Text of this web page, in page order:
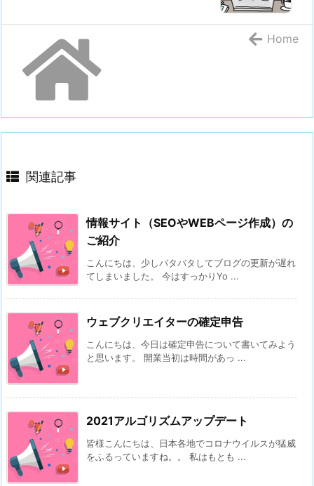
Home
関連記事
情報サイト（SEOやWEBページ作成）の
ご紹介
こんにちは、少しバタバタしてブログの更新が遅れ
てしまいました。 今はすっかりYo ...
ウェブクリエイターの確定申告
こんにちは、今日は確定申告について書いてみよう
と思います。 開業当初は時間があっ ...
2021アルゴリズムアップデート
皆様こんにちは、日本各地でコロナウイルスが猛威
をふるっていますね。。 私はもとも ...